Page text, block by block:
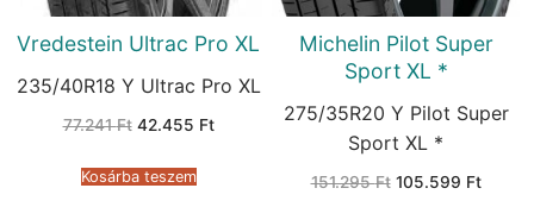
Vredestein Ultrac Pro XL
235/40R18 Y Ultrac Pro XL
77.241Ft Original
77.241 Ft.
42.455 FtCurrent
Kosárba teszem
Michelin Pilot Super
Sport XL *
275/35R20 Y Pilot Super
Sport XL *
151.295Ft Original
105.599 Ft